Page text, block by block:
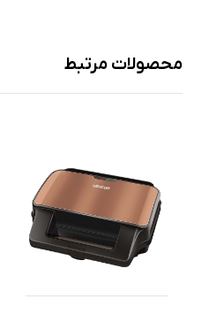
محصولات مرتبط